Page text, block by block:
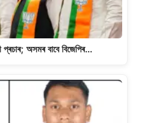
প্ৰচাৰ; অসমৰ বাবে বিজেপিৰ…